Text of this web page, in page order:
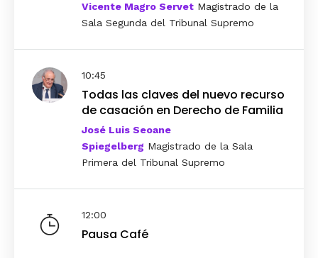
Vicente Magro Servet Magistrado de la
Sala Segunda del Tribunal Supremo
10:45
Todas las claves del nuevo recurso
de casación en Derecho de Familia
José Luis Seoane
Spiegelberg Magistrado de la Sala
Primera del Tribunal Supremo
12:00
Pausa Café